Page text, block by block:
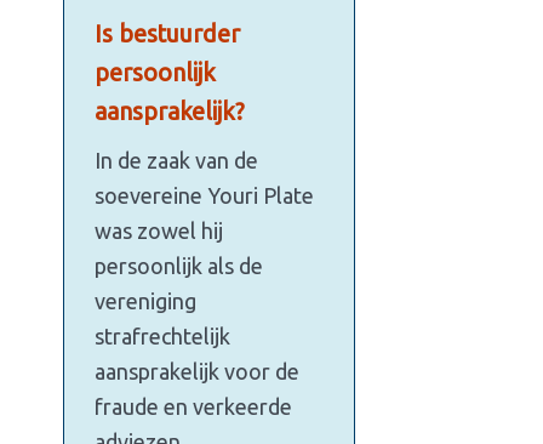
Is bestuurder
persoonlijk
aansprakelijk?
In de zaak van de
soevereine Youri Plate
was zowel hij
persoonlijk als de
vereniging
strafrechtelijk
aansprakelijk voor de
fraude en verkeerde